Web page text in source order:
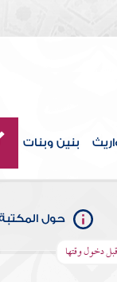
بنين وبنات
حول
دخول وقتها